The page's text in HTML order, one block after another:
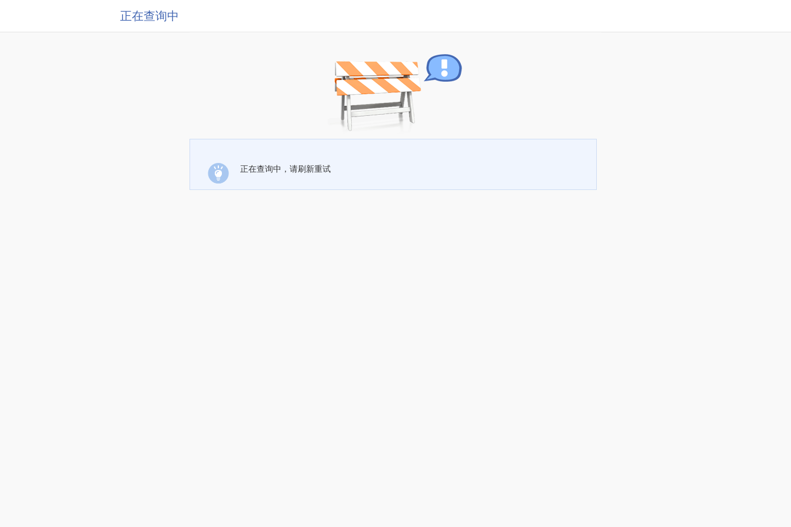
正在查询中
正在查询中，请刷新重试